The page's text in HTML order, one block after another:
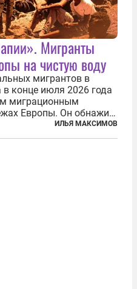
Мигранты
на чистую воду
мигрантов в
в конце июля 2026 года
миграционным
Европы. Он обнажил
внутри Евросоюза,
ИЛЬЯ МАКСИМОВ